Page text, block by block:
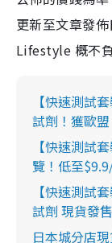
更新至文章發
Lifestyle 概不
【快速測試
試劑！獲歐
【快速測試
覽！低至
【快速測試
試劑 現貨發
日本城分店